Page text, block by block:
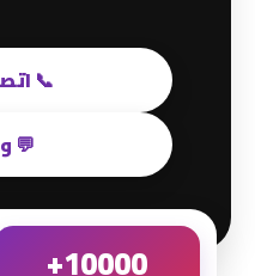
📞
💬
10000+